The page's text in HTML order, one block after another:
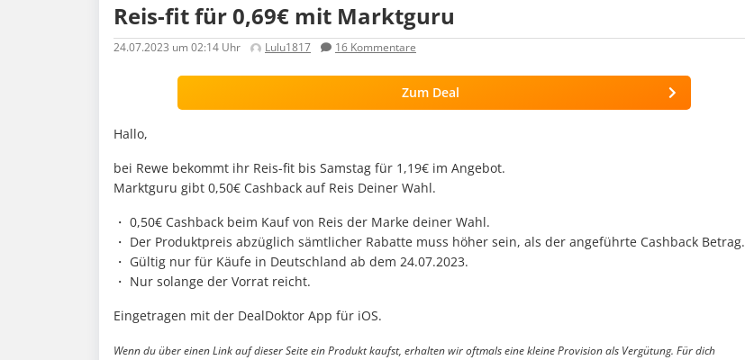
Reis-fit für 0,69€ mit Marktguru
24.07.2023 um 02:14 Uhr Lulu1817 16 Kommentare
Zum Deal
Hallo,
bei Rewe bekommt ihr Reis-fit bis Samstag für 1,19€ im Angebot.
Marktguru gibt 0,50€ Cashback auf Reis Deiner Wahl.
・ 0,50€ Cashback beim Kauf von Reis der Marke deiner Wahl.
・ Der Produktpreis abzüglich sämtlicher Rabatte muss höher sein, als der angeführte Cashback Betrag.
・ Gültig nur für Käufe in Deutschland ab dem 24.07.2023.
・ Nur solange der Vorrat reicht.
Eingetragen mit der DealDoktor App für iOS.
Wenn du über einen Link auf dieser Seite ein Produkt kaufst, erhalten wir oftmals eine kleine Provision als Vergütung. Für dich